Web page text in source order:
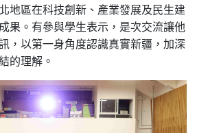
地區在科技創新、產業發展及民生建
果。有參與學生表示，是次交流讓他
，以第一身角度認識真實新疆，加深
的理解。